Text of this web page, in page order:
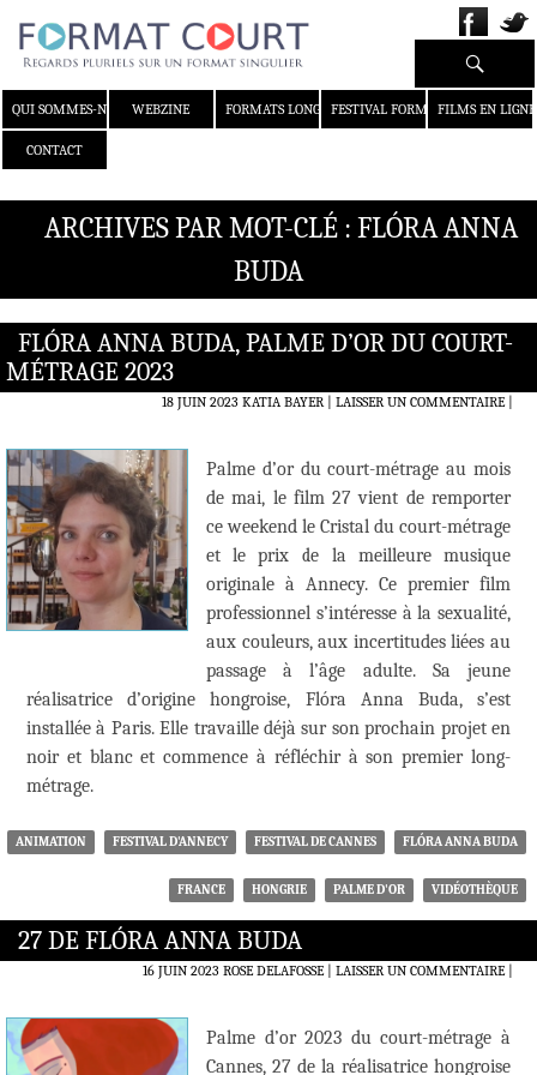
QUI SOMMES-NOUS ?WEBZINE FORMATS LONGS FESTIVAL FORMAT COURT
FILMS EN LIGNE
CONTACT
Recherche
ARCHIVES PAR MOT-CLÉ : FLÓRA ANNA
BUDA
FLÓRA ANNA BUDA, PALME D’OR DU COURT-
MÉTRAGE 2023
18 JUIN 2023 KATIA BAYER LAISSER UN COMMENTAIRE|
Palme d’or du court-métrage au mois
de mai, le film 27 vient de remporter
ce weekend le Cristal du court-métrage
et le prix de la meilleure musique
originale à Annecy. Ce premier film
professionnel s’intéresse à la sexualité,
aux couleurs, aux incertitudes liées au
passage à l’âge adulte. Sa jeune
réalisatrice d’origine hongroise, Flóra Anna Buda, s’est
installée à Paris. Elle travaille déjà sur son prochain projet en
noir et blanc et commence à réfléchir à son premier long-
métrage.
ANIMATION FESTIVAL D'ANNECY FESTIVAL DE CANNES FLÓRA ANNA BUDA
FRANCE HONGRIE PALME D'OR VIDÉOTHÈQUE
27 DE FLÓRA ANNA BUDA
16 JUIN 2023 ROSE DELAFOSSE LAISSER UN COMMENTAIRE|
Palme d’or 2023 du court-métrage à
Cannes, 27 de la réalisatrice hongroise